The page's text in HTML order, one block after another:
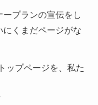
プランの宣伝をし
くまだページがな
ップページを、私た